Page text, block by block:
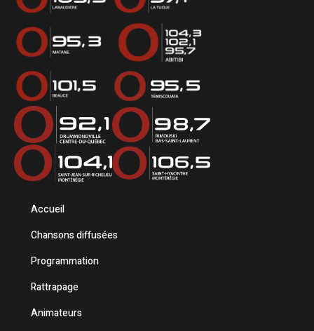
Accueil
Chansons diffusées
Programmation
Rattrapage
Animateurs